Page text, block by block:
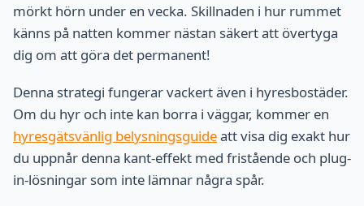
mörkt hörn under en vecka. Skillnaden i hur rummet
känns på natten kommer nästan säkert att övertyga
dig om att göra det permanent!
Denna strategi fungerar vackert även i hyresbostäder.
Om du hyr och inte kan borra i väggar, kommer en
hyresgätsvänlig belysningsguideatt visa dig exakt hur
du uppnår denna kant-effekt med fristående och plug-
in-lösningar som inte lämnar några spår.